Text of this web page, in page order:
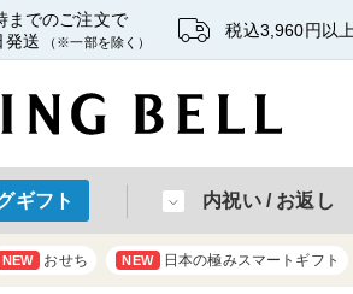
までのご注文で
発送
（※一部を除く）
税込3,960円以
ギフト 内祝い / お返し
NEW おせち NEW 日本の極みスマートギフト